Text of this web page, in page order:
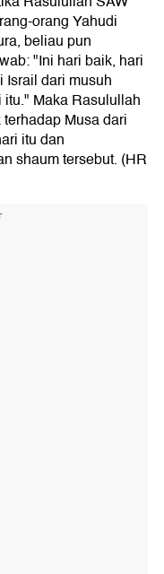
orang Yahudi
beliau pun
"Ini hari baik, hari
Israil dari musuh
Maka Rasulullah
Musa dari
itu dan
shaum tersebut. (HR